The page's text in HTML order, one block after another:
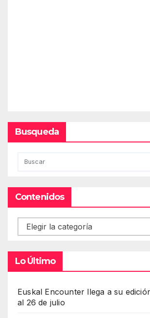
Busqueda
Contenidos
Contenidos
Lo Último
Euskal Encounter llega a su
al 26 de julio